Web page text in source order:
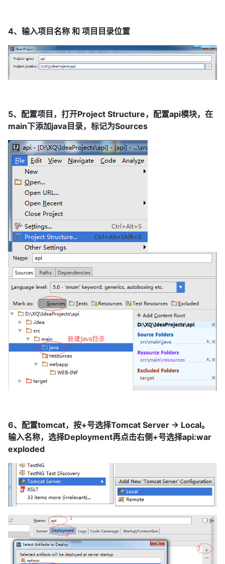
4、输入项目名称 和 项目目录位置
5、配置项目，打开Project Structure，配置api模块，在
main下添加java目录，标记为Sources
6、配置tomcat，按+号选择Tomcat Server -> Local。
输入名称，选择Deployment再点击右侧+号选择api:war
exploded